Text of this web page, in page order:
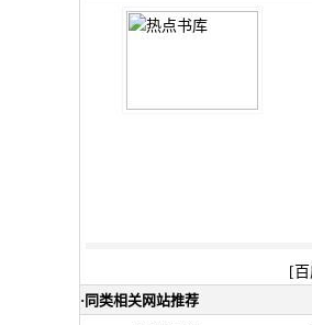
[
· 同类相关网站推荐